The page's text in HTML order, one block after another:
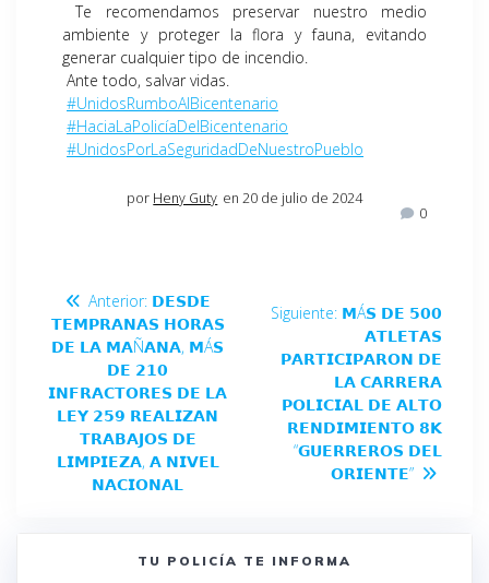
Te recomendamos preservar nuestro medio
ambiente y proteger la flora y fauna, evitando
generar cualquier tipo de incendio.
Ante todo, salvar vidas.
#UnidosRumboAlBicentenario
#HaciaLaPolicíaDelBicentenario
#UnidosPorLaSeguridadDeNuestroPueblo
por Heny Guty en 20 de julio de 2024
0
Anterior: 𝗗𝗘𝗦𝗗𝗘
𝗧𝗘𝗠𝗣𝗥𝗔𝗡𝗔𝗦 𝗛𝗢𝗥𝗔𝗦
𝗗𝗘 𝗟𝗔 𝗠𝗔Ñ𝗔𝗡𝗔, 𝗠Á𝗦
𝗗𝗘 𝟮𝟭𝟬
𝗜𝗡𝗙𝗥𝗔𝗖𝗧𝗢𝗥𝗘𝗦 𝗗𝗘 𝗟𝗔
𝗟𝗘𝗬 𝟮𝟱𝟵 𝗥𝗘𝗔𝗟𝗜𝗭𝗔𝗡
𝗧𝗥𝗔𝗕𝗔𝗝𝗢𝗦 𝗗𝗘
𝗟𝗜𝗠𝗣𝗜𝗘𝗭𝗔, 𝗔 𝗡𝗜𝗩𝗘𝗟
𝗡𝗔𝗖𝗜𝗢𝗡𝗔𝗟
Siguiente: 𝗠Á𝗦 𝗗𝗘 𝟱𝟬𝟬
𝗔𝗧𝗟𝗘𝗧𝗔𝗦
𝗣𝗔𝗥𝗧𝗜𝗖𝗜𝗣𝗔𝗥𝗢𝗡 𝗗𝗘
𝗟𝗔 𝗖𝗔𝗥𝗥𝗘𝗥𝗔
𝗣𝗢𝗟𝗜𝗖𝗜𝗔𝗟 𝗗𝗘 𝗔𝗟𝗧𝗢
𝗥𝗘𝗡𝗗𝗜𝗠𝗜𝗘𝗡𝗧𝗢 𝟴𝗞
“𝗚𝗨𝗘𝗥𝗥𝗘𝗥𝗢𝗦 𝗗𝗘𝗟
𝗢𝗥𝗜𝗘𝗡𝗧𝗘”
TU POLICÍA TE INFORMA